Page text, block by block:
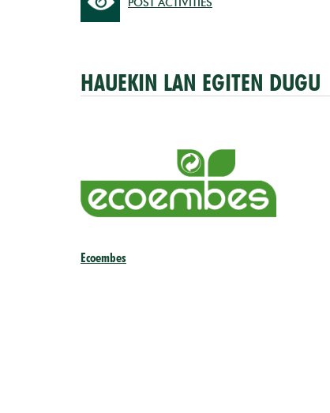
HAUEKIN LAN EGITEN DUGU
Ecoembes